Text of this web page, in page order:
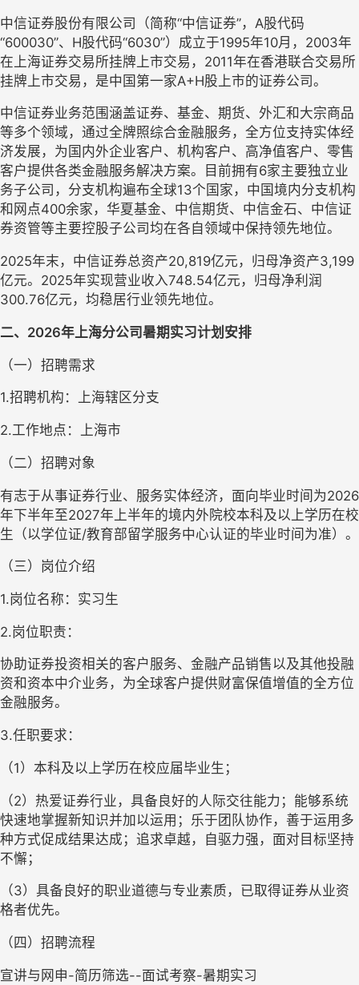
中信证券股份有限公司（简称“中信证券”，A股代码
“600030”、H股代码“6030”）成立于1995年10月，2003年
在上海证券交易所挂牌上市交易，2011年在香港联合交易所
挂牌上市交易，是中国第一家A+H股上市的证券公司。
中信证券业务范围涵盖证券、基金、期货、外汇和大宗商品
等多个领域，通过全牌照综合金融服务，全方位支持实体经
济发展，为国内外企业客户、机构客户、高净值客户、零售
客户提供各类金融服务解决方案。目前拥有6家主要独立业
务子公司，分支机构遍布全球13个国家，中国境内分支机构
和网点400余家，华夏基金、中信期货、中信金石、中信证
券资管等主要控股子公司均在各自领域中保持领先地位。
2025年末，中信证券总资产20,819亿元，归母净资产3,199
亿元。2025年实现营业收入748.54亿元，归母净利润
300.76亿元，均稳居行业领先地位。
二、 2026年 上海分公司暑期实习计划安排
（一）招聘需求
1.招聘机构： 上海辖区分支
2.工作地点： 上海市
（二）招聘对象
有志于从事证券行业、服务实体经济，面向毕业时间为2026
年下半年至2027年上半年的境内外院校本科及以上学历在校
生（以学位证/教育部留学服务中心认证的毕业时间为准）。
（三）岗位介绍
1.岗位名称：实习生
2.岗位职责：
协助证券投资相关的客户服务、金融产品销售以及其他投融
资和资本中介业务，为全球客户提供财富保值增值的全方位
金融服务。
3.任职要求：
（1）本科及以上学历在校应届毕业生；
（2）热爱证券行业，具备良好的人际交往能力；能够系统
快速地掌握新知识并加以运用；乐于团队协作，善于运用多
种方式促成结果达成；追求卓越，自驱力强，面对目标坚持
不懈；
（3） 具备良好的职业道德与专业素质，已取得证券从业资
格者优先。
（四）招聘流程
宣讲与网申-简历筛选--面试考察-暑期实习